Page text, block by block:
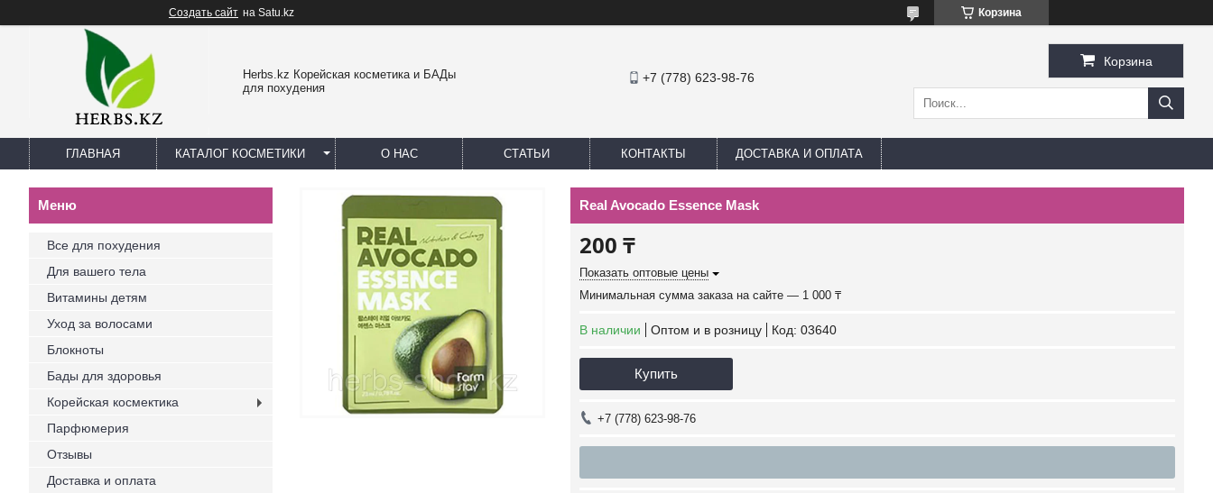
Создать сайт на Satu.kz Корзина
Herbs.kz Корейская косметика и БАДы
для похудения
+7 (778) 623-98-76
Корзина
ГЛАВНАЯ КАТАЛОГ КОСМЕТИКИ О НАС СТАТЬИ КОНТАКТЫ ДОСТАВКА И ОПЛАТА
Real Avocado Essence Mask
200 ₸
Показать оптовые цены
Минимальная сумма заказа на сайте — 1 000 ₸
В наличии Оптом и в розницу Код: 03640
Купить
+7 (778) 623-98-76
Все для похудения
Для вашего тела
Витамины детям
Уход за волосами
Блокноты
Бады для здоровья
Корейская космектика
Парфюмерия
Отзывы
Доставка и оплата